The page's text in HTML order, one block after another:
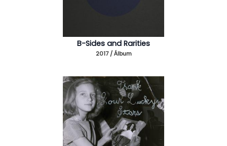
B-Sides and Rarities
2017 / Álbum